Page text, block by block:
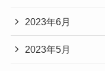
2023年6月
2023年5月